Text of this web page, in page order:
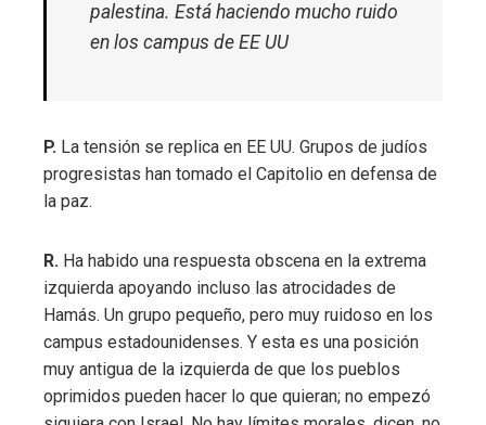
palestina. Está haciendo mucho ruido
en los campus de EE UU
P. La tensión se replica en EE UU. Grupos de judíos
progresistas han tomado el Capitolio en defensa de
la paz.
R. Ha habido una respuesta obscena en la extrema
izquierda apoyando incluso las atrocidades de
Hamás. Un grupo pequeño, pero muy ruidoso en los
campus estadounidenses. Y esta es una posición
muy antigua de la izquierda de que los pueblos
oprimidos pueden hacer lo que quieran; no empezó